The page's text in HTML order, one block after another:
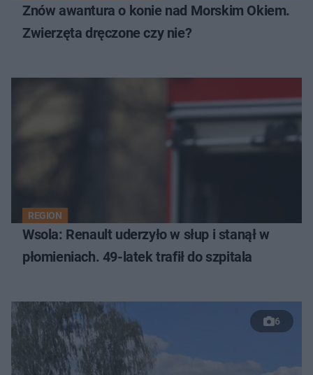
Znów awantura o konie nad Morskim Okiem.
Zwierzęta dręczone czy nie?
REGION
Wsola: Renault uderzyło w słup i stanął w
płomieniach. 49-latek trafił do szpitala
6